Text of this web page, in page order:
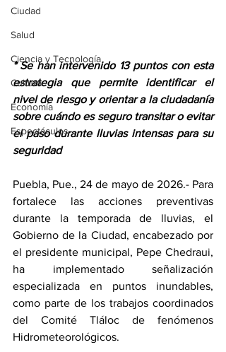
Ciudad
Salud
Ciencia y Tecnología
Cultura
Economía
Espectáculos
* Se han intervenido 13 puntos con esta
estrategia que permite identificar el
nivel de riesgo y orientar a la ciudadanía
sobre cuándo es seguro transitar o evitar
el paso durante lluvias intensas para su
seguridad
Puebla, Pue., 24 de mayo de 2026.- Para
fortalece las acciones preventivas
durante la temporada de lluvias, el
Gobierno de la Ciudad, encabezado por
el presidente municipal, Pepe Chedraui,
ha implementado señalización
especializada en puntos inundables,
como parte de los trabajos coordinados
del Comité Tláloc de fenómenos
Hidrometeorológicos.